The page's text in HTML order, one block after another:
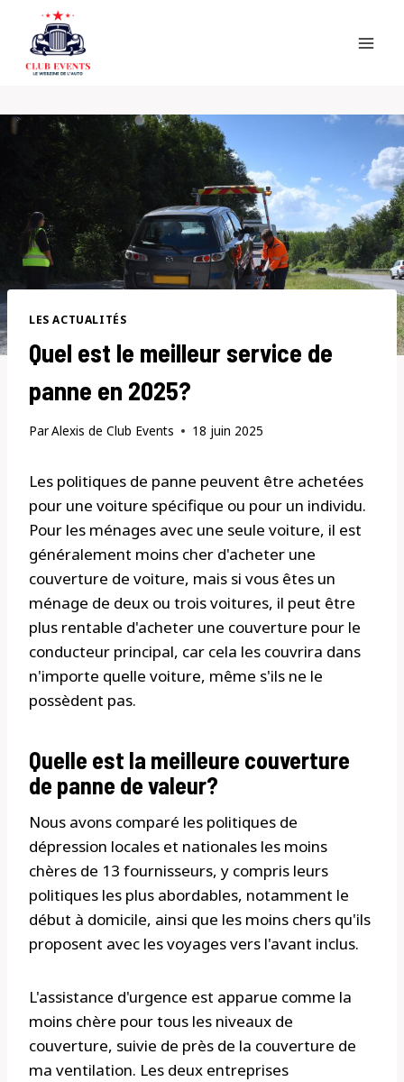
content
LES ACTUALITÉS
Quel est le meilleur service de
panne en 2025?
ParAlexis de Club Events 18 juin 2025
Les politiques de panne peuvent être achetées
pour une voiture spécifique ou pour un individu.
Pour les ménages avec une seule voiture, il est
généralement moins cher d'acheter une
couverture de voiture, mais si vous êtes un
ménage de deux ou trois voitures, il peut être
plus rentable d'acheter une couverture pour le
conducteur principal, car cela les couvrira dans
n'importe quelle voiture, même s'ils ne le
possèdent pas.
Quelle est la meilleure couverture
de panne de valeur?
Nous avons comparé les politiques de
dépression locales et nationales les moins
chères de 13 fournisseurs, y compris leurs
politiques les plus abordables, notamment le
début à domicile, ainsi que les moins chers qu'ils
proposent avec les voyages vers l'avant inclus.
L'assistance d'urgence est apparue comme la
moins chère pour tous les niveaux de
couverture, suivie de près de la couverture de
ma ventilation. Les deux entreprises